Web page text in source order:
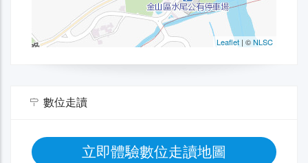
數位走讀
立即體驗數位走讀地圖